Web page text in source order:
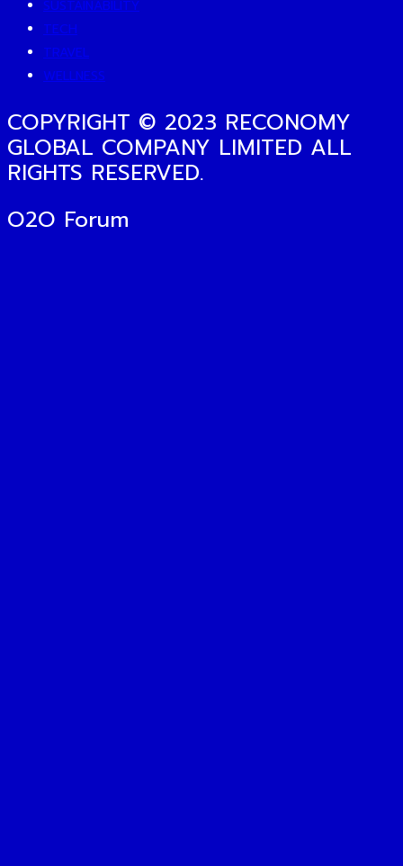
SUSTAINABILITY
TECH
TRAVEL
WELLNESS
COPYRIGHT © 2023 RECONOMY
GLOBAL COMPANY LIMITED ALL
RIGHTS RESERVED.
O2O Forum